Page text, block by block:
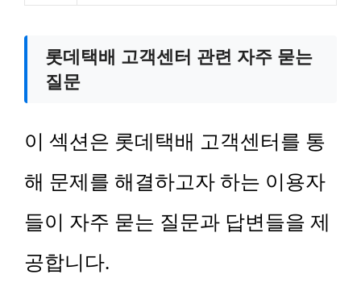
롯데택배 고객센터 관련 자주 묻는
질문
이 섹션은 롯데택배 고객센터를 통
해 문제를 해결하고자 하는 이용자
들이 자주 묻는 질문과 답변들을 제
공합니다.